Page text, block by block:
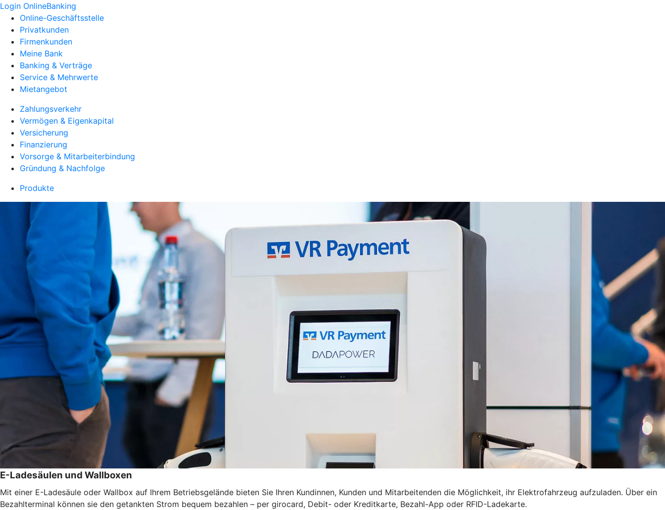
Login OnlineBanking
Online-Geschäftsstelle
Privatkunden
Firmenkunden
Meine Bank
Banking & Verträge
Service & Mehrwerte
Mietangebot
Zahlungsverkehr
Vermögen & Eigenkapital
Versicherung
Finanzierung
Vorsorge & Mitarbeiterbindung
Gründung & Nachfolge
Produkte
E-Ladesäulen und Wallboxen
Mit einer E-Ladesäule oder Wallbox auf Ihrem Betriebsgelände bieten Sie Ihren Kundinnen, Kunden und Mitarbeitenden die Möglichkeit, ihr Elektrofahrzeug aufzuladen. Über ein
Bezahlterminal können sie den getankten Strom bequem bezahlen – per girocard, Debit- oder Kreditkarte, Bezahl-App oder RFID-Ladekarte.